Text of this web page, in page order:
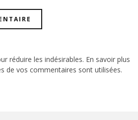
réduire les indésirables. En savoir plus
de vos commentaires sont utilisées.